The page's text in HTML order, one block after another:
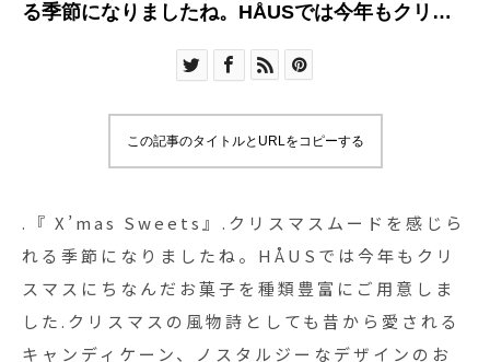
る季節になりましたね。HÅUSでは今年もクリス
た.クリスマスの風物詩としても昔から愛されるキ
子缶、ギフトにぴったりのアソートボックスなど
ご用意見ているだけでも気分が上がるお菓子たち
をどうぞお見逃しなく◎.#christmas#クリスマス
お菓子#エイム#伊藤軒#haus #haus_matsue
この記事のタイトルとURLをコピーする
.『 X’mas Sweets』.クリスマスムードを感じら
れる季節になりましたね。HÅUSでは今年もクリ
スマスにちなんだお菓子を種類豊富にご用意しま
した.クリスマスの風物詩としても昔から愛される
キャンディケーン、ノスタルジーなデザインのお